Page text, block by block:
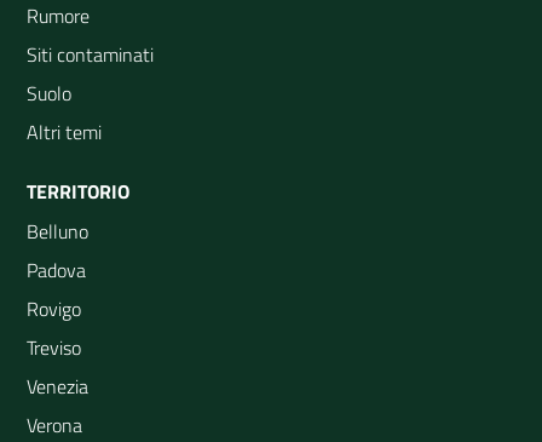
Rumore
Siti contaminati
Suolo
Altri temi
TERRITORIO
Belluno
Padova
Rovigo
Treviso
Venezia
Verona